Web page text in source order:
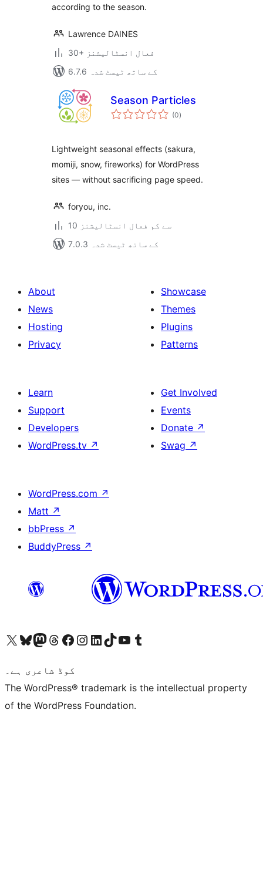
according to the season.
Lawrence DAINES
30+ فعال انسٹالیشنز
6.7.6 کے ساتھ ٹیسٹ شدہ
Season Particles
(0مجموعی
درجہ
)
Lightweight seasonal effects (sakura,
momiji, snow, fireworks) for WordPress
sites — without sacrificing page speed.
foryou, inc.
10 سے کم فعال انسٹالیشنز
7.0.3 کے ساتھ ٹیسٹ شدہ
About
News
Hosting
Privacy
Showcase
Themes
Plugins
Patterns
Learn
Support
Developers
WordPress.tv ↗
Get Involved
Events
Donate ↗
Swag ↗
WordPress.com ↗
Matt ↗
bbPress ↗
BuddyPress ↗
Visit our X (formerly Twitter) account
ہمارے بلیواسکائی اکاؤنٹ پر جائیں
Visit our Mastodon account
ہمارے ٹھریڈز اکاؤنٹ پر جائیں
Visit our Facebook page
Visit our Instagram account
Visit our LinkedIn account
ہمارے ٹک ٹاک اکاؤنٹ پر جائیں
Visit our YouTube channel
ہمارے ٹمبلر اکاؤنٹ پر جائیں
کوڈ شاعری ہے۔
The WordPress® trademark is the intellectual property
of the WordPress Foundation.